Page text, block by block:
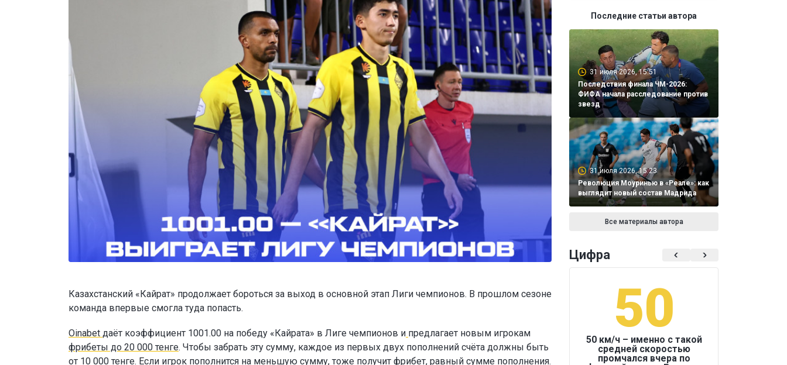
Казахстанский «Кайрат» продолжает бороться за выход в основной этап Лиги чемпионов. В прошлом сезоне
команда впервые смогла туда попасть.
Oinabet даёт коэффициент 1001.00 на победу «Кайрата» в Лиге чемпионов и предлагает новым игрокам
фрибеты до 20 000 тенге. Чтобы забрать эту сумму, каждое из первых двух пополнений счёта должны быть
от 10 000 тенге. Если игрок пополнится на меньшую сумму, тоже получит фрибет, равный сумме пополнения.
Последние статьи автора
31 июля 2026, 15:51
Последствия финала ЧМ-2026:
ФИФА начала расследование против
звезд
31 июля 2026, 15:23
Революция Моуринью в «Реале»: как
выглядит новый состав Мадрида
Все материалы автора
Цифра
50
50 км/ч – именно с такой
средней скоростью
промчался вчера по